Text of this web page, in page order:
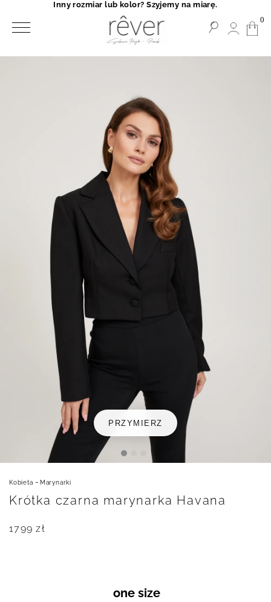
PRZYMIERZ
Kobieta - Marynarki
Krótka czarna marynarka Havana
1799zł
one size
0
Inny rozmiar lub kolor? Szyjemy na miarę.